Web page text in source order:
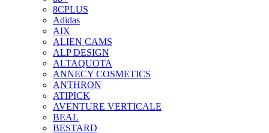
8CPLUS
Adidas
AIX
ALIEN CAMS
ALP DESIGN
ALTAQUOTA
ANNECY COSMETICS
ANTHRON
ATIPICK
AVENTURE VERTICALE
BEAL
BESTARD